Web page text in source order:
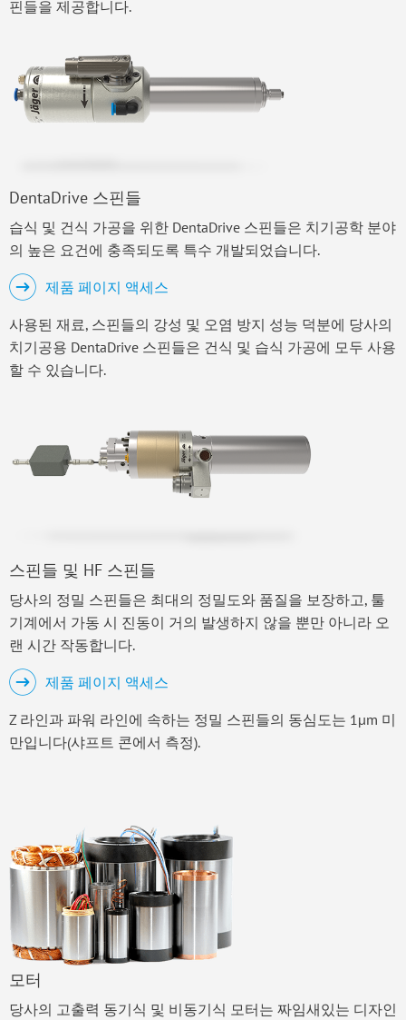
핀들을 제공합니다.
DentaDrive 스핀들
습식 및 건식 가공을 위한 DentaDrive 스핀들은 치기공학 분야
의 높은 요건에 충족되도록 특수 개발되었습니다.
제품 페이지 액세스
사용된 재료, 스핀들의 강성 및 오염 방지 성능 덕분에 당사의
치기공용 DentaDrive 스핀들은 건식 및 습식 가공에 모두 사용
할 수 있습니다.
스핀들 및 HF 스핀들
당사의 정밀 스핀들은 최대의 정밀도와 품질을 보장하고, 툴
기계에서 가동 시 진동이 거의 발생하지 않을 뿐만 아니라 오
랜 시간 작동합니다.
제품 페이지 액세스
Z 라인과 파워 라인에 속하는 정밀 스핀들의 동심도는 1µm 미
만입니다(샤프트 콘에서 측정).
모터
당사의 고출력 동기식 및 비동기식 모터는 짜임새있는 디자인